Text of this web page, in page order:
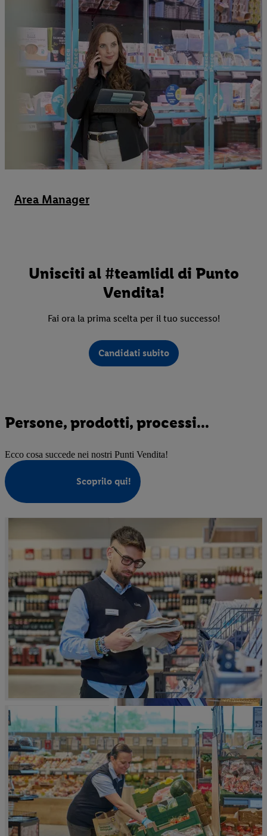
Area Manager
Unisciti al #teamlidl di Punto
Vendita!
Fai ora la prima scelta per il tuo successo!
Candidati subito
Persone, prodotti, processi...
Ecco cosa succede nei nostri Punti Vendita!
Scoprilo qui!